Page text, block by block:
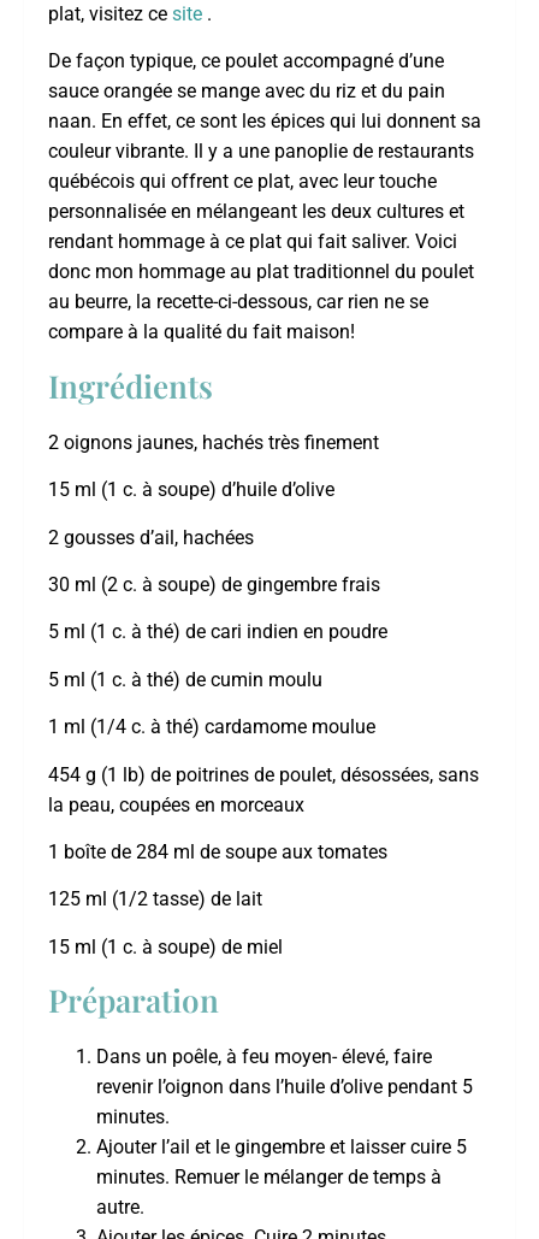
plat, visitez ce site .
De façon typique, ce poulet accompagné d’une
sauce orangée se mange avec du riz et du pain
naan. En effet, ce sont les épices qui lui donnent sa
couleur vibrante. Il y a une panoplie de restaurants
québécois qui offrent ce plat, avec leur touche
personnalisée en mélangeant les deux cultures et
rendant hommage à ce plat qui fait saliver. Voici
donc mon hommage au plat traditionnel du poulet
au beurre, la recette-ci-dessous, car rien ne se
compare à la qualité du fait maison!
Ingrédients
2 oignons jaunes, hachés très finement
15 ml (1 c. à soupe) d’huile d’olive
2 gousses d’ail, hachées
30 ml (2 c. à soupe) de gingembre frais
5 ml (1 c. à thé) de cari indien en poudre
5 ml (1 c. à thé) de cumin moulu
1 ml (1/4 c. à thé) cardamome moulue
454 g (1 lb) de poitrines de poulet, désossées, sans
la peau, coupées en morceaux
1 boîte de 284 ml de soupe aux tomates
125 ml (1/2 tasse) de lait
15 ml (1 c. à soupe) de miel
Préparation
Dans un poêle, à feu moyen- élevé, faire
revenir l’oignon dans l’huile d’olive pendant 5
minutes.
Ajouter l’ail et le gingembre et laisser cuire 5
minutes. Remuer le mélanger de temps à
autre.